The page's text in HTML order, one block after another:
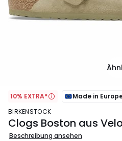
10% EXTRA*
Made in
BIRKENSTOCK
Clogs Boston aus
Beschreibung ansehen